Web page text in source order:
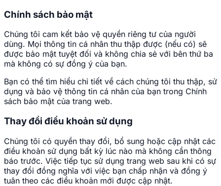
Chính sách bảo mật
Chúng tôi cam kết bảo vệ quyền riêng tư của người
dùng. Mọi thông tin cá nhân thu thập được (nếu có) sẽ
được bảo mật tuyệt đối và không chia sẻ với bên thứ ba
mà không có sự đồng ý của bạn.
Bạn có thể tìm hiểu chi tiết về cách chúng tôi thu thập, sử
dụng và bảo vệ thông tin cá nhân của bạn trong Chính
sách bảo mật của trang web.
Thay đổi điều khoản sử dụng
Chúng tôi có quyền thay đổi, bổ sung hoặc cập nhật các
điều khoản sử dụng bất kỳ lúc nào mà không cần thông
báo trước. Việc tiếp tục sử dụng trang web sau khi có sự
thay đổi đồng nghĩa với việc bạn chấp nhận và đồng ý
tuân theo các điều khoản mới được cập nhật.